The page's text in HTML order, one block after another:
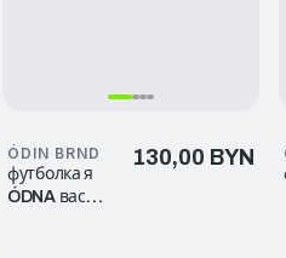
ÓDIN BRND
футболка я
ÓDNA вас
130,00 BYN